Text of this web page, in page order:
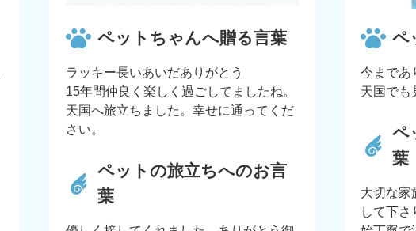
ペットちゃんへ贈る言葉
ラッキー長いあいだありがとう
15年間仲良く楽しく過ごしてましたね。
天国へ旅立ちました。幸せに通ってくだ
さい。
ペットの旅立ちへのお言
葉
ペ
今まであ
天国でも
ペ
葉
大切な家
して下